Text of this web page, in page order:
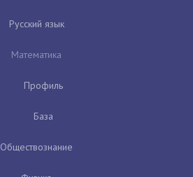
Русский язык
Математика
Профиль
База
Обществознание